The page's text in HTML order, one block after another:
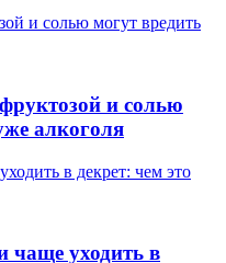
и солью могут вредить
и солью
алкоголя
в декрет: чем это
чаще уходить в